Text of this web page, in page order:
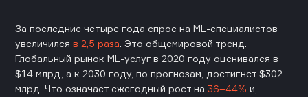
За последние четыре года спрос на ML-специалистов
увеличился в 2,5 раза . Это общемировой тренд.
Глобальный рынок ML-услуг в 2020 году оценивался в
$14 млрд, а к 2030 году, по прогнозам, достигнет $302
млрд. Что означает ежегодный рост на 36–44% и,